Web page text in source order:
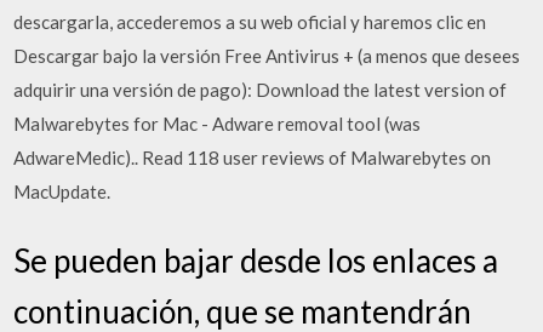
descargarla, accederemos a su web oficial y haremos clic en
Descargar bajo la versión Free Antivirus + (a menos que desees
adquirir una versión de pago): Download the latest version of
Malwarebytes for Mac - Adware removal tool (was
AdwareMedic).. Read 118 user reviews of Malwarebytes on
MacUpdate.
Se pueden bajar desde los enlaces a
continuación, que se mantendrán